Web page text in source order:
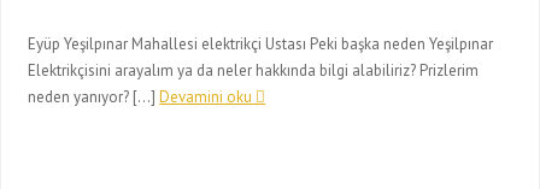
Eyüp Yeşilpınar Mahallesi elektrikçi Ustası Peki başka neden Yeşilpınar
Elektrikçisini arayalım ya da neler hakkında bilgi alabiliriz? Prizlerim
neden yanıyor? […]Devamini oku